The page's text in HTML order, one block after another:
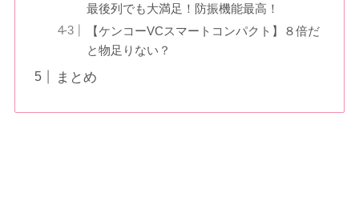
最後列でも大満足！防振機能最高！
【ケンコーVCスマートコンパクト】８倍だ
と物足りない？
まとめ